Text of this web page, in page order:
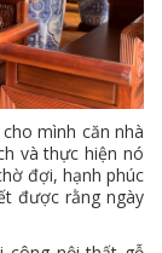
mình căn nhà
và thực hiện nó
đợi, hạnh phúc
được rằng ngày